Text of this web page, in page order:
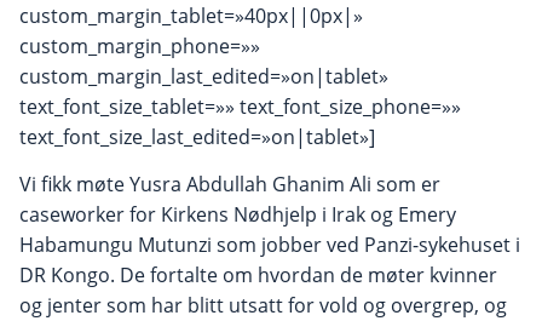
custom_margin_tablet=»40px||0px|»
custom_margin_phone=»»
custom_margin_last_edited=»on|tablet»
text_font_size_tablet=»» text_font_size_phone=»»
text_font_size_last_edited=»on|tablet»]
Vi fikk møte Yusra Abdullah Ghanim Ali som er
caseworker for Kirkens Nødhjelp i Irak og Emery
Habamungu Mutunzi som jobber ved Panzi-sykehuset i
DR Kongo. De fortalte om hvordan de møter kvinner
og jenter som har blitt utsatt for vold og overgrep, og